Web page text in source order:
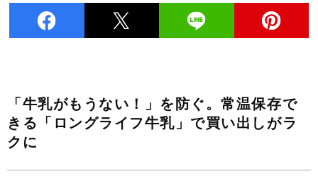
「牛乳がもうない！」を防ぐ。常温保存で
きる「ロングライフ牛乳」で買い出しがラ
クに